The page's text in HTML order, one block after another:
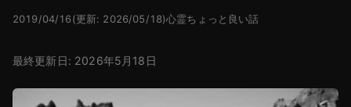
2019/04/16 (更新: 2026/05/18)心霊ちょっと良い話
最終更新日: 2026年5月18日